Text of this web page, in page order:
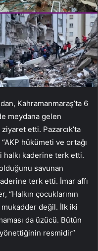
Kahramanmaraş’ta 6
meydana gelen
etti. Pazarcık’ta
hükümeti ve ortağı
halkı kaderine terk etti.
savunan
terk etti. İmar affı
“Halkın çocuklarının
mukadder değil. İlk iki
da üzücü. Bütün
resmidir”